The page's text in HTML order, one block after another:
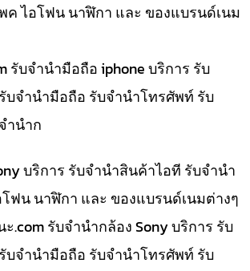
ค ไอโฟน นาฬิกา และ ของแบรนด์เนม
รับจำนำมือถือ iphone บริการ รับ
บจำนำมือถือ รับจำนำโทรศัพท์ รับ
ำนำก
บริการ รับจำนำสินค้าไอที รับจำนำ
ฟน นาฬิกา และ ของแบรนด์เนมต่างๆ
.com รับจำนำกล้อง Sony บริการ รับ
บจำนำมือถือ รับจำนำโทรศัพท์ รับ